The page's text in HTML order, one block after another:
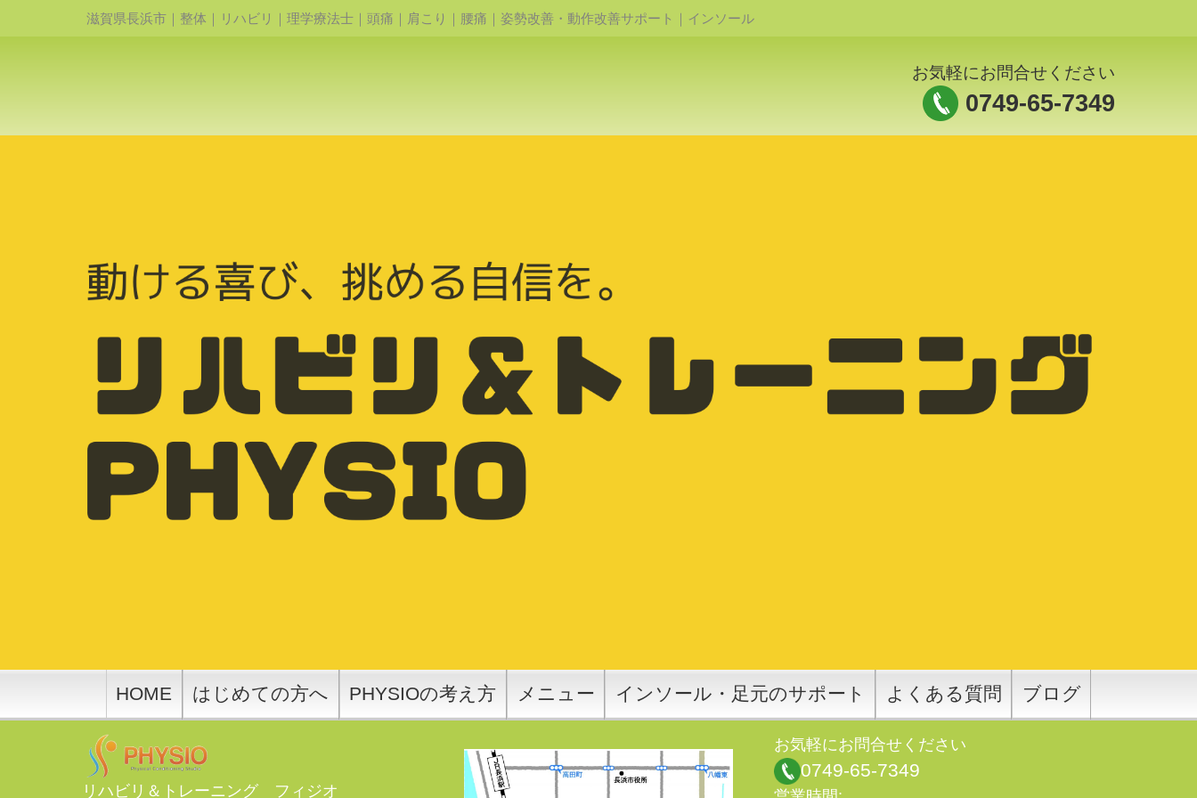
滋賀県長浜市｜整体｜リハビリ｜理学療法士｜頭痛｜肩こり｜腰痛｜姿勢改善・動作改善サポート｜インソール
お気軽にお問合せください
0749-65-7349
HOME はじめての方へ PHYSIOの考え方 メニュー インソール・足元のサポート よくある質問 ブログ
リハビリ＆トレーニング フィジオ
お気軽にお問合せください
0749-65-7349